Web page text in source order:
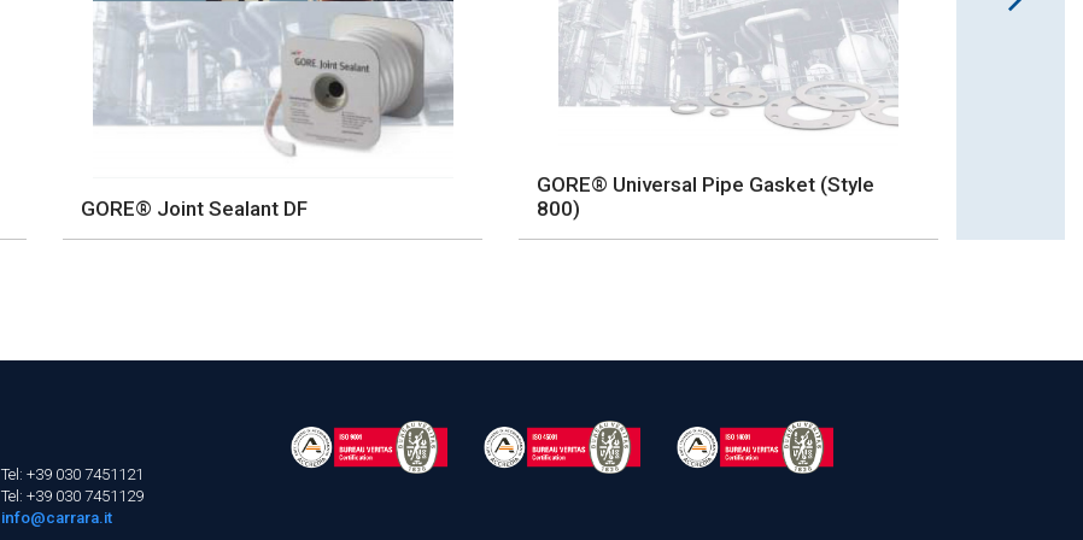
GORE® Joint Sealant DF
GORE® Universal Pipe Gasket (Style
800)
Tel: +39 030 7451121
Tel: +39 030 7451129
info@carrara.it